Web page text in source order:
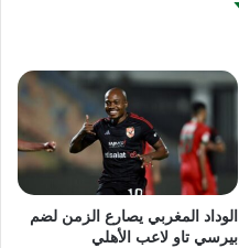
الوداد المغربي يصارع الزمن لضم
بيرسي تاو لاعب الأهلي